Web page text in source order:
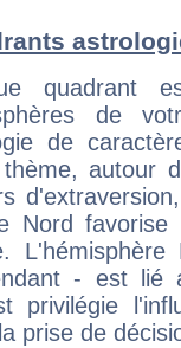
quadrant
de
de
autour
Nord favorise
- est
privilégie
prise de